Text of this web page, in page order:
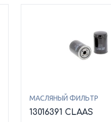
МАСЛЯНЫЙ ФИЛЬТР
13016391 CLAAS